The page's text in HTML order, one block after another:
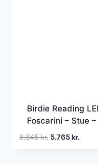
Birdie Reading
Foscarini – Stue
6.845kr. Den
5.765kr.Den